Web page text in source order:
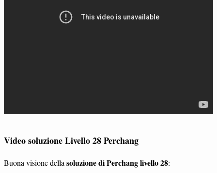
Video soluzione Livello 28 Perchang
Buona visione della soluzione di Perchang livello 28: